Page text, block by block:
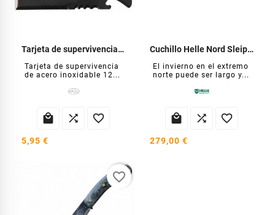
Tarjeta de supervivencia Paracord
Tarjeta de supervivencia
de acero inoxidable 12...
  
5,95 €
Cuchillo Helle Nord Sleipner
El invierno en el extremo
norte puede ser largo y...
  
279,00 €
favorite_border